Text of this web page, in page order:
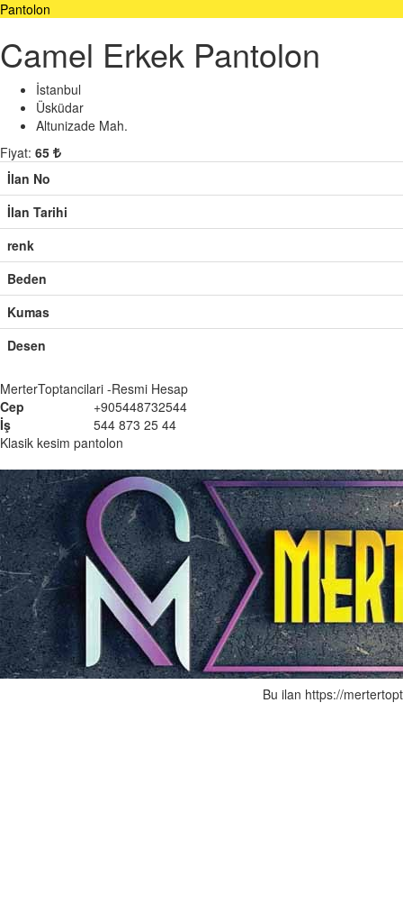
Pantolon
Camel Erkek Pantolon
İstanbul
Üsküdar
Altunizade Mah.
Fiyat: 65
İlan No
İlan Tarihi
renk
Beden
Kumas
Desen
MerterToptancilari -Resmi Hesap
Cep
+905448732544
İş
544 873 25 44
Klasik kesim pantolon
Bu ilan https://